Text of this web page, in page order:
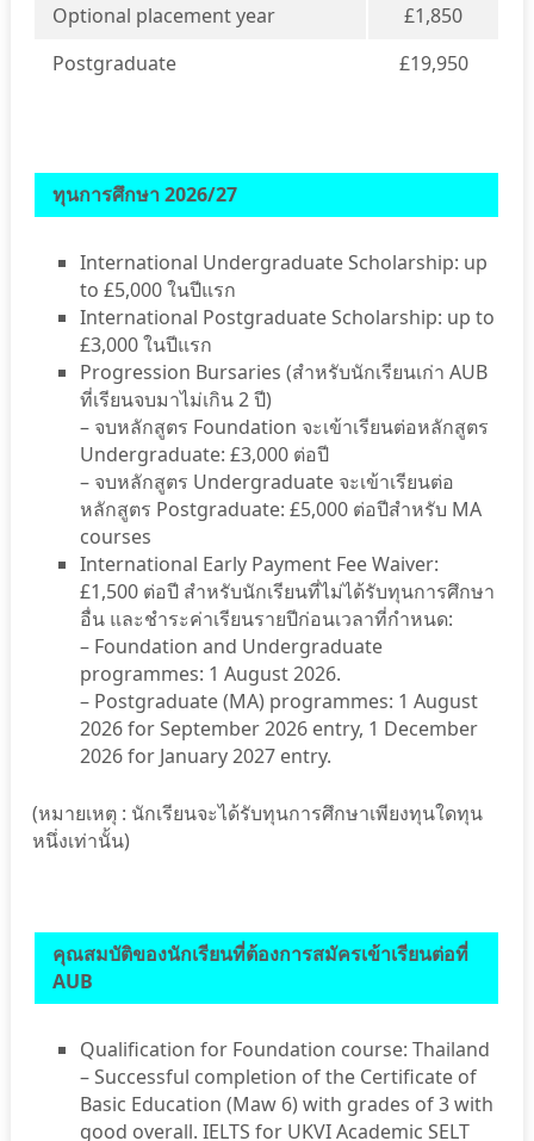
Optional placement year
£1,850
Postgraduate
£19,950
ทุนการศึกษา 2026/27
International Undergraduate Scholarship: up
to £5,000 ในปีแรก
International Postgraduate Scholarship: up to
£3,000 ในปีแรก
Progression Bursaries (สำหรับนักเรียนเก่า AUB
ที่เรียนจบมาไม่เกิน 2 ปี)
– จบหลักสูตร Foundation จะเข้าเรียนต่อหลักสูตร
Undergraduate: £3,000 ต่อปี
– จบหลักสูตร Undergraduate จะเข้าเรียนต่อ
หลักสูตร Postgraduate: £5,000 ต่อปีสำหรับ MA
courses
International Early Payment Fee Waiver:
£1,500 ต่อปี สำหรับนักเรียนที่ไม่ได้รับทุนการศึกษา
อื่น และชำระค่าเรียนรายปีก่อนเวลาที่กำหนด:
– Foundation and Undergraduate
programmes: 1 August 2026.
– Postgraduate (MA) programmes: 1 August
2026 for September 2026 entry, 1 December
2026 for January 2027 entry.
(หมายเหตุ : นักเรียนจะได้รับทุนการศึกษาเพียงทุนใดทุน
หนึ่งเท่านั้น)
คุณสมบัติของนักเรียนที่ต้องการสมัครเข้าเรียนต่อที่
AUB
Qualification for Foundation course: Thailand
– Successful completion of the Certificate of
Basic Education (Maw 6) with grades of 3 with
good overall. IELTS for UKVI Academic SELT